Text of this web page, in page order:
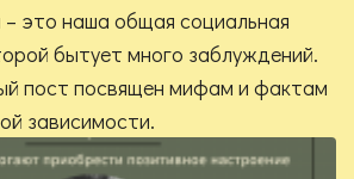
это наша общая социальная
бытует много заблуждений.
пост посвящен мифам и фактам
зависимости.